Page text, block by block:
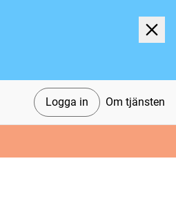
Logga in Om tjänsten